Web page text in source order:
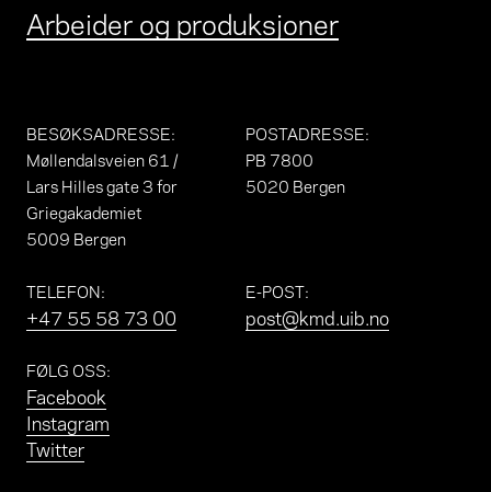
BESØKSADRESSE:
Møllendalsveien 61 /
Lars Hilles gate 3 for
Griegakademiet
5009 Bergen
POSTADRESSE:
PB 7800
5020 Bergen
TELEFON:
+47 55 58 73 00
E-POST:
post@kmd.uib.no
FØLG OSS:
Facebook
Instagram
Twitter
Arbeider og produksjoner